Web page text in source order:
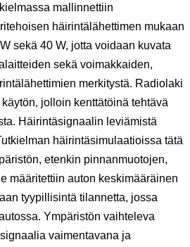
mallinnettiin
häirintälähettimen mukaan
sekä 40 W, jotta voidaan kuvata
sekä voimakkaiden,
merkitystä. Radiolaki
jolloin kenttätöinä tehtävä
Häirintäsignaalin leviämistä
häirintäsimulaatioissa tätä
etenkin pinnanmuotojen,
määritettiin auton keskimääräinen
tyypillisintä tilannetta, jossa
Ympäristön vaihteleva
vaimentavana ja